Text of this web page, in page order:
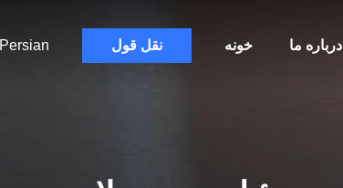
خونه درباره ما نقل قول Persian